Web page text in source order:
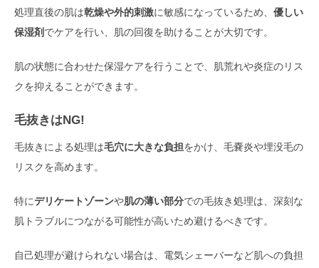
処理直後の肌は乾燥や外的刺激に敏感になっているため、 優しい
保湿剤でケアを行い、肌の回復を助けることが大切です。
肌の状態に合わせた保湿ケアを行うことで、肌荒れや炎症のリス
クを抑えることができます。
毛抜きはNG!
毛抜きによる処理は毛穴に大きな負担をかけ、毛嚢炎や埋没毛の
リスクを高めます。
特にデリケートゾーンや肌の薄い部分での毛抜き処理は、深刻な
肌トラブルにつながる可能性が高いため避けるべきです。
自己処理が避けられない場合は、電気シェーバーなど肌への負担